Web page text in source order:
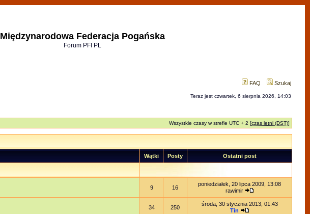
Międzynarodowa Federacja Pogańska
Forum PFI PL
FAQ Szukaj
Teraz jest czwartek, 6 sierpnia 2026, 14:03
Wszystkie czasy w strefie UTC + 2 [czas letni (DST)]
Wątki Posty Ostatni post
9 16
poniedziałek, 20 lipca 2009, 13:08
rawimir
34 250
środa, 30 stycznia 2013, 01:43
Tin